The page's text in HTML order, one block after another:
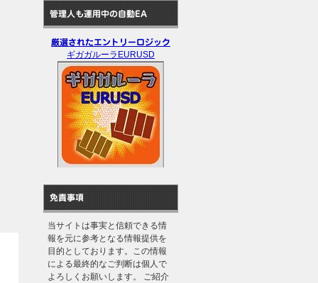
管理人も運用中の自動EA
厳選されたエントリーロジック
ギガガルーラEURUSD
免責事項
当サイトは事実と信頼できる情
報を元に参考となる情報提供を
目的としております。この情報
による最終的なご判断は個人で
よろしくお願いします。 ご紹介